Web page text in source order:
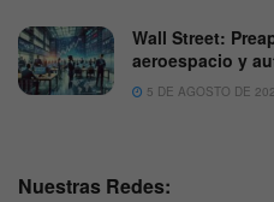
Wall Street:
aeroespacio y
5 DE AGOSTO DE
Nuestras Redes: